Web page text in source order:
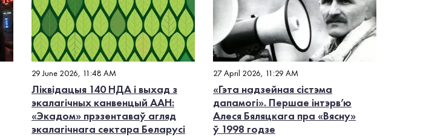
29 June 2026, 11:48 AM
Ліквідацыя 140 НДА і выхад з
экалагiчных канвенцый ААН:
«Экадом» прэзентаваў агляд
экалагічнага сектара Беларусі
27 April 2026, 11:29 AM
«Гэта надзейная сістэма
дапамогі». Першае інтэрв’ю
Алеся Бяляцкага пра «Вясну»
ў 1998 годзе